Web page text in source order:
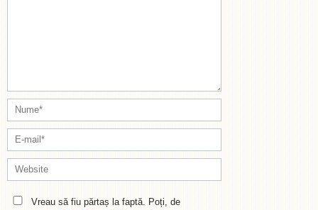
Vreau să fiu părtaș la faptă. Poți, de